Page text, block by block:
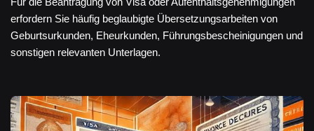
erfordern Sie häufig beglaubigte Übersetzungsarbeiten von
Geburtsurkunden, Eheurkunden, Führungsbescheinigungen und
sonstigen relevanten Unterlagen.